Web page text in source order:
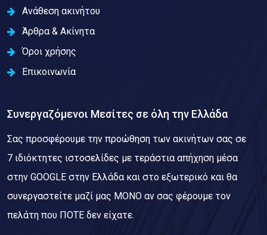
Ανάθεση ακινήτου
Άρθρα & Ακίνητα
Όροι χρήσης
Επικοινωνία
Συνεργαζόμενοι Μεσίτες σε όλη την Ελλάδα
Σας προσφέρουμε την προώθηση των ακινήτων σας σε
7 ιδιόκτητες ιστοσελίδες με τεράστια απήχηση μέσα
στην GOOGLE στην Ελλάδα και στο εξωτερικό και θα
συνεργαστείτε μαζί μας ΜΟΝΟ αν σας φέρουμε τον
πελάτη που ΠΟΤΕ δεν είχατε.